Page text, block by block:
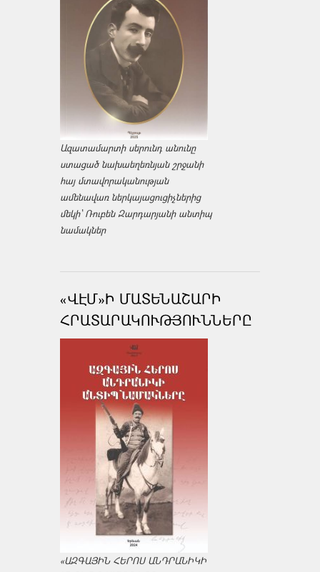
Ազատամարտի սերունդ անունը
ստացած նախաեղեռնյան շրջանի
հայ մտավորականության
ամենավառ ներկայացուցիչներից
մեկի՝ Ռուբեն Զարդարյանի անտիպ
նամակներ
«ՎԷՄ»Ի ՄԱՏԵՆԱՇԱՐԻ
ՀՐԱՏԱՐԱԿՈՒԹՅՈՒՆՆԵՐԸ
«ԱԶԳԱՅԻՆ ՀԵՐՈՍ ԱՆԴՐԱՆԻԿԻ